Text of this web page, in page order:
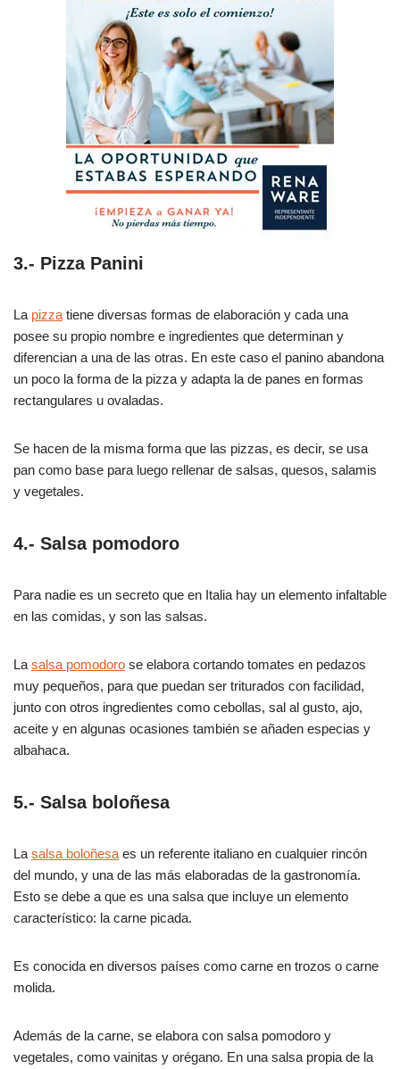
3.- Pizza Panini
La pizza tiene diversas formas de elaboración y cada una
posee su propio nombre e ingredientes que determinan y
diferencian a una de las otras. En este caso el panino abandona
un poco la forma de la pizza y adapta la de panes en formas
rectangulares u ovaladas.
Se hacen de la misma forma que las pizzas, es decir, se usa
pan como base para luego rellenar de salsas, quesos, salamis
y vegetales.
4.- Salsa pomodoro
Para nadie es un secreto que en Italia hay un elemento infaltable
en las comidas, y son las salsas.
La salsa pomodoro se elabora cortando tomates en pedazos
muy pequeños, para que puedan ser triturados con facilidad,
junto con otros ingredientes como cebollas, sal al gusto, ajo,
aceite y en algunas ocasiones también se añaden especias y
albahaca.
5.- Salsa boloñesa
La salsa boloñesa es un referente italiano en cualquier rincón
del mundo, y una de las más elaboradas de la gastronomía.
Esto se debe a que es una salsa que incluye un elemento
característico: la carne picada.
Es conocida en diversos países como carne en trozos o carne
molida.
Además de la carne, se elabora con salsa pomodoro y
vegetales, como vainitas y orégano. En una salsa propia de la